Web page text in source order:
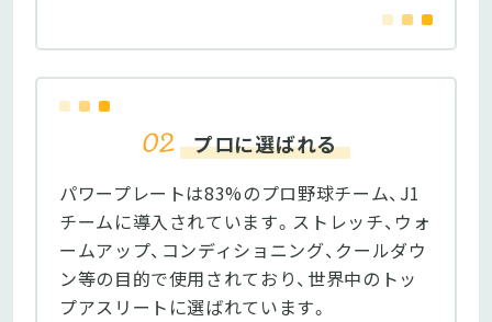
プロに選ばれる
パワープレートは83%のプロ野球チーム、J1
チームに導入されています。ストレッチ、ウォ
ームアップ、コンディショニング、クールダウ
ン等の目的で使用されており、世界中のトッ
プアスリートに選ばれています。